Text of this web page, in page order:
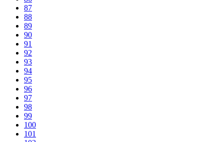
87
88
89
90
91
92
93
94
95
96
97
98
99
100
101